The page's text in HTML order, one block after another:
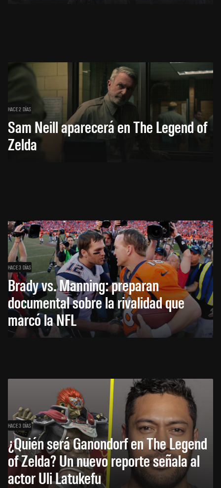
HACE 2 DÍAS
Sam Neill aparecerá en The Legend of
Zelda
HACE 3 DÍAS
Brady vs. Manning: preparan
documental sobre la rivalidad que
marcó la NFL
HACE 3 DÍAS
¿Quién será Ganondorf en The Legend
of Zelda? Un nuevo reporte señala al
actor Uli Latukefu